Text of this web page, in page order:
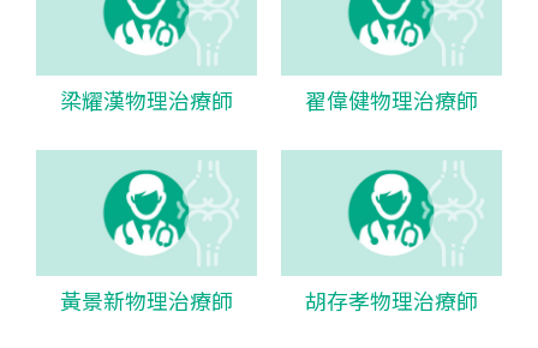
梁耀漢物理治療師 翟偉健物理治療師
黃景新物理治療師 胡存孝物理治療師